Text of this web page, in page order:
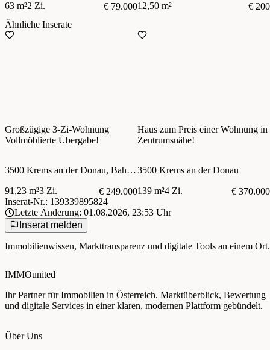
63 m²2 Zi. € 79.00012,50 m²
€ 200
Ähnliche Inserate
Großzügige 3-Zi-Wohnung
Vollmöblierte Übergabe!
3500 Krems an der Donau, Bahnhofplatz
91,23 m²3 Zi. € 249.000
Haus zum Preis einer Wohnung in
Zentrumsnähe!
3500 Krems an der Donau
139 m²4 Zi.
€ 370.000
Inserat-Nr.: 139339895824
Letzte Änderung: 01.08.2026, 23:53 Uhr
Inserat melden
Immobilienwissen, Markttransparenz und digitale Tools an einem Ort.
IMMOunited
Ihr Partner für Immobilien in Österreich. Marktüberblick, Bewertung
und digitale Services in einer klaren, modernen Plattform gebündelt.
Über Uns